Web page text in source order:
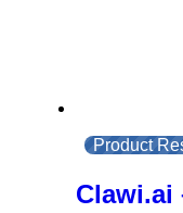
Product
Clawi.ai